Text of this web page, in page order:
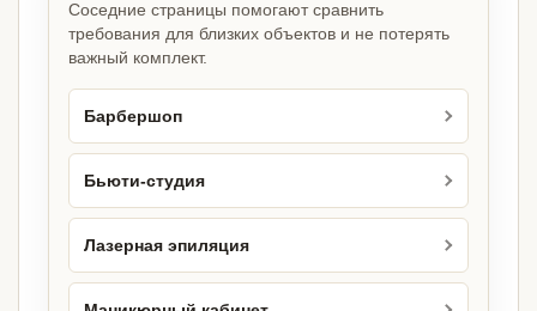
Соседние страницы помогают сравнить
требования для близких объектов и не потерять
важный комплект.
Барбершоп
Бьюти-студия
Лазерная эпиляция